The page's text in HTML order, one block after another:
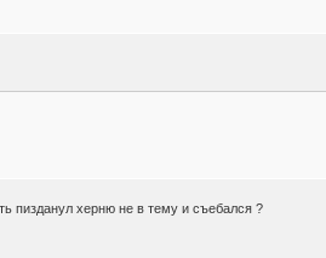
пизданул херню не в тему и съебался ?